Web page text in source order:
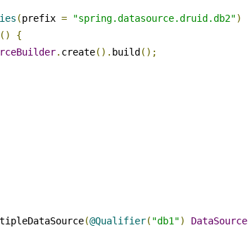
(prefix = "spring.datasource.druid.db2")
()
{
. create(). build ();
(@Qualifier( "db1") DataSource